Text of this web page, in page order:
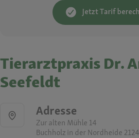
Jetzt Tarif
Tierarztpraxis Dr.
Seefeldt
Adresse
Zur alten Mühle 14
Buchholz in der Nordheide